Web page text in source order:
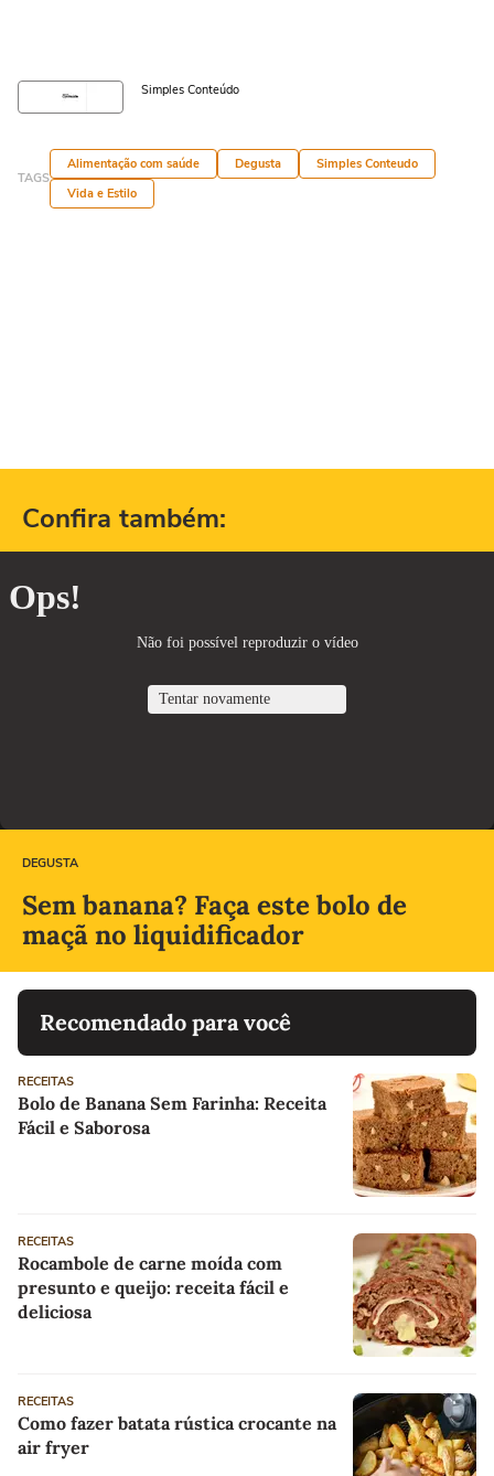
Simples Conteúdo
TAGS
Alimentação com saúde Degusta
Simples Conteudo
Vida e Estilo
Confira também:
DEGUSTA
Sem banana? Faça este bolo de
maçã no liquidificador
Recomendado para você
RECEITAS
Bolo de Banana Sem Farinha: Receita
Fácil e Saborosa
RECEITAS
Rocambole de carne moída com
presunto e queijo: receita fácil e
deliciosa
RECEITAS
Como fazer batata rústica crocante na
air fryer